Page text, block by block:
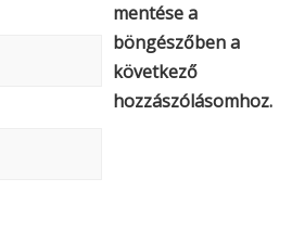
mentése a
böngészőben a
következő
hozzászólásomhoz.